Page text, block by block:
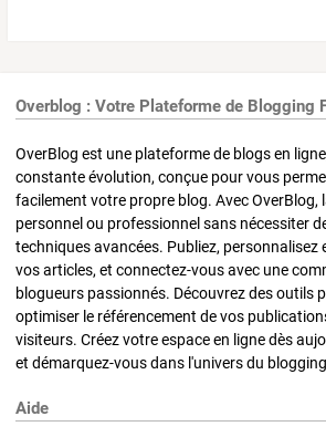
Overblog : Votre Plateforme de Blogging
OverBlog est une plateforme de blogs en
constante évolution, conçue pour vous
facilement votre propre blog. Avec OverBlog,
personnel ou professionnel sans nécessiter
techniques avancées. Publiez,
vos articles, et connectez-vous avec une
blogueurs passionnés. Découvrez des outils
optimiser le référencement de vos
visiteurs. Créez votre espace en ligne dès
et démarquez-vous dans l'univers du
Aide